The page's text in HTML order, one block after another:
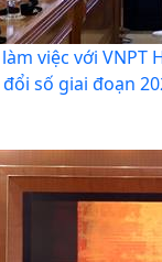
việc với VNPT
số giai đoạn